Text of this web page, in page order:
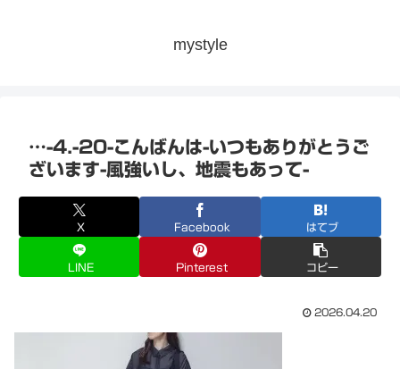
mystyle
…-4.-20-こんばんは-いつもありがとうご
ざいます-風強いし、地震もあって-
X Facebook はてブ
LINE Pinterest コピー
2026.04.20